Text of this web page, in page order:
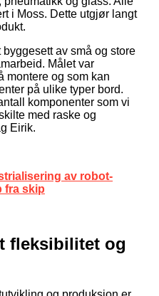
i Moss. Dette utgjør langt
av små og store
Målet var
montere og som kan
på ulike typer bord.
komponenter som vi
med raske og
Eirik.
av robot-
fra skip
fleksibilitet og